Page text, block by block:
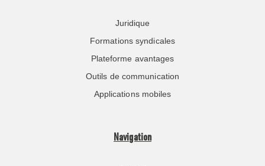
Juridique
Formations syndicales
Plateforme avantages
Outils de communication
Applications mobiles
Navigation